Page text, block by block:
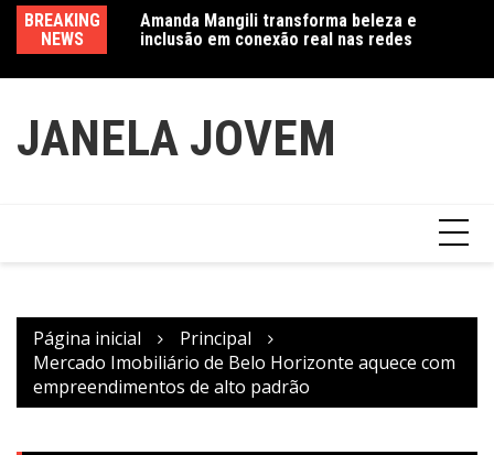
conteúdo
BREAKING
NEWS
feminino” no
Amanda Mangili transforma beleza e
inclusão em conexão real nas redes
JANELA JOVEM
Página inicial
Principal
Mercado Imobiliário de Belo Horizonte aquece com
empreendimentos de alto padrão